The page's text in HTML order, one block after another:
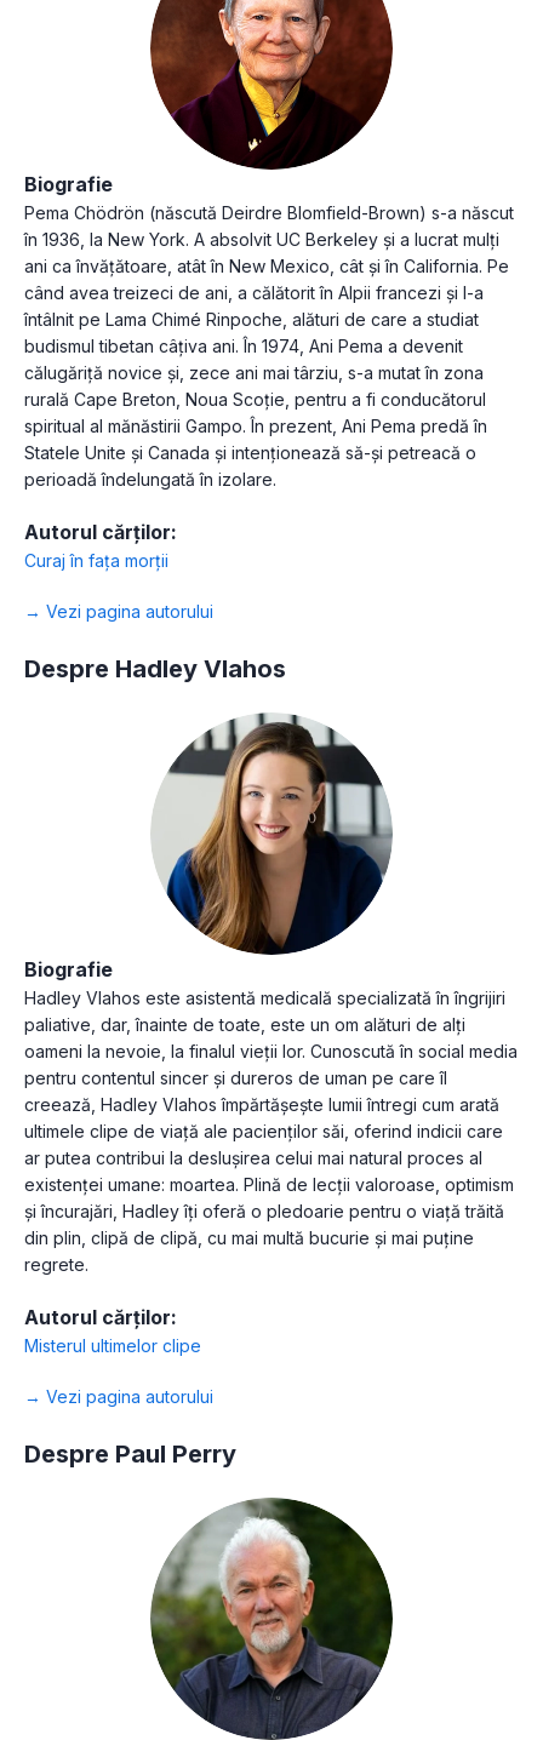
Biografie
Pema Chödrön (născută Deirdre Blomfield-Brown) s-a născut
în 1936, la New York. A absolvit UC Berkeley și a lucrat mulți
ani ca învățătoare, atât în New Mexico, cât și în California. Pe
când avea treizeci de ani, a călătorit în Alpii francezi și l-a
întâlnit pe Lama Chimé Rinpoche, alături de care a studiat
budismul tibetan câțiva ani. În 1974, Ani Pema a devenit
călugăriță novice și, zece ani mai târziu, s-a mutat în zona
rurală Cape Breton, Noua Scoție, pentru a fi conducătorul
spiritual al mănăstirii Gampo. În prezent, Ani Pema predă în
Statele Unite și Canada și intenționează să-și petreacă o
perioadă îndelungată în izolare.
Autorul cărților:
Curaj în fața morții
→ Vezi pagina autorului
Despre Hadley Vlahos
Biografie
Hadley Vlahos este asistentă medicală specializată în îngrijiri
paliative, dar, înainte de toate, este un om alături de alți
oameni la nevoie, la finalul vieții lor. Cunoscută în social media
pentru contentul sincer și dureros de uman pe care îl
creează, Hadley Vlahos împărtășește lumii întregi cum arată
ultimele clipe de viață ale pacienților săi, oferind indicii care
ar putea contribui la deslușirea celui mai natural proces al
existenței umane: moartea. Plină de lecții valoroase, optimism
și încurajări, Hadley îți oferă o pledoarie pentru o viață trăită
din plin, clipă de clipă, cu mai multă bucurie și mai puține
regrete.
Autorul cărților:
Misterul ultimelor clipe
→ Vezi pagina autorului
Despre Paul Perry